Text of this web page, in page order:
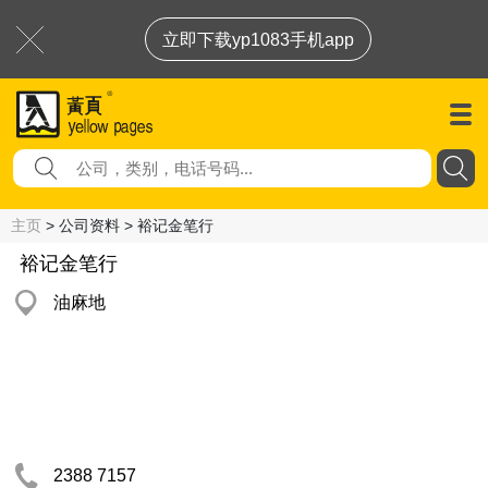
立即下载yp1083手机app
主页 > 公司资料 > 裕记金笔行
裕记金笔行
油麻地
2388 7157